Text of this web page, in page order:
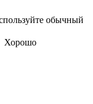
обычный
Хорошо